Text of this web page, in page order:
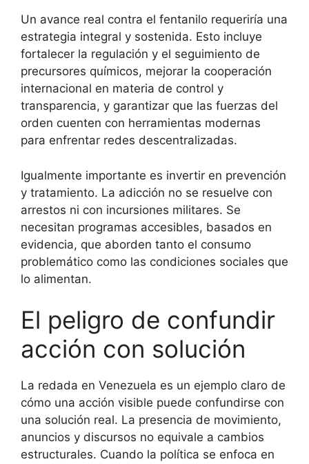
Un avance real contra el fentanilo requeriría una
estrategia integral y sostenida. Esto incluye
fortalecer la regulación y el seguimiento de
precursores químicos, mejorar la cooperación
internacional en materia de control y
transparencia, y garantizar que las fuerzas del
orden cuenten con herramientas modernas
para enfrentar redes descentralizadas.
Igualmente importante es invertir en prevención
y tratamiento. La adicción no se resuelve con
arrestos ni con incursiones militares. Se
necesitan programas accesibles, basados en
evidencia, que aborden tanto el consumo
problemático como las condiciones sociales que
lo alimentan.
El peligro de confundir
acción con solución
La redada en Venezuela es un ejemplo claro de
cómo una acción visible puede confundirse con
una solución real. La presencia de movimiento,
anuncios y discursos no equivale a cambios
estructurales. Cuando la política se enfoca en